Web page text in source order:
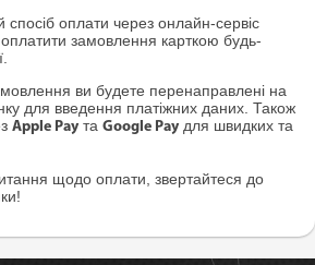
оплати через онлайн-сервіс
замовлення карткою будь-
ви будете перенаправлені на
для введення платіжних даних. Також
Apple Pay та Google Pay для швидких та
щодо оплати, звертайтеся до